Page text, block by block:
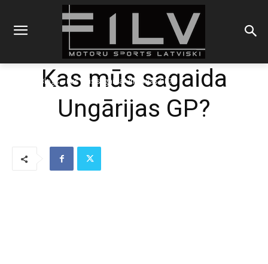
Blogs Kas mūs sagaida Ungārijas GP?
Kas mūs sagaida
Ungārijas GP?